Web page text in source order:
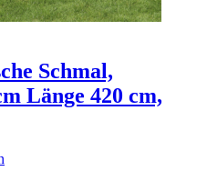
Schmal,
Länge 420 cm,